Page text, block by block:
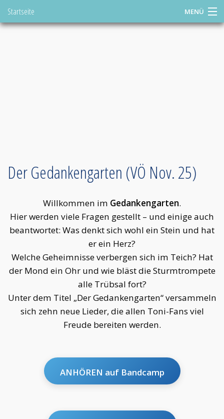
Sie
direkt:
Startseite MENÜ
Toni Geiling
Der Gedankengarten (VÖ Nov. 25)
Willkommen im Gedankengarten.
Hier werden viele Fragen gestellt – und einige auch
beantwortet: Was denkt sich wohl ein Stein und hat
er ein Herz?
Welche Geheimnisse verbergen sich im Teich? Hat
der Mond ein Ohr und wie bläst die Sturmtrompete
alle Trübsal fort?
Unter dem Titel „Der Gedankengarten“ versammeln
sich zehn neue Lieder, die allen Toni-Fans viel
Freude bereiten werden.
ANHÖREN auf Bandcamp